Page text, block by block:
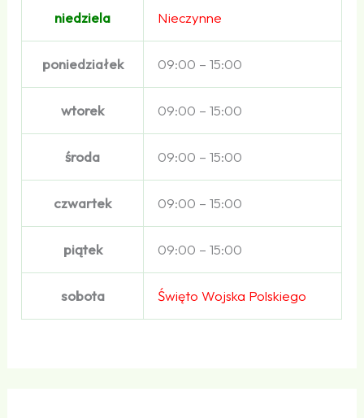
niedziela Nieczynne
poniedziałek 09:00 – 15:00
wtorek 09:00 – 15:00
środa 09:00 – 15:00
czwartek 09:00 – 15:00
piątek 09:00 – 15:00
sobota Święto Wojska Polskiego